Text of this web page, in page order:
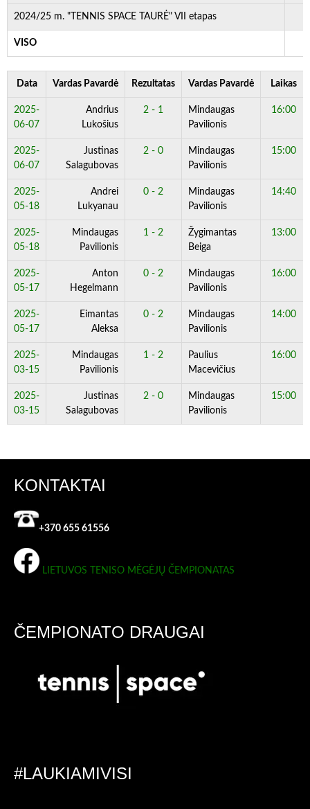
2024/25 m. "TENNIS SPACE TAURĖ" VII etapas
VISO
Data Vardas Pavardė Rezultatas Vardas Pavardė Laikas
2025-
06-07
Andrius
Lukošius
2 - 1
Mindaugas
Pavilionis
16:00
2025-
06-07
Justinas
Salagubovas
2 - 0
Mindaugas
Pavilionis
15:00
2025-
05-18
Andrei
Lukyanau
0 - 2
Mindaugas
Pavilionis
14:40
2025-
05-18
Mindaugas
Pavilionis
1 - 2
Žygimantas
Beiga
13:00
2025-
05-17
Anton
Hegelmann
0 - 2
Mindaugas
Pavilionis
16:00
2025-
05-17
Eimantas
Aleksa
0 - 2
Mindaugas
Pavilionis
14:00
2025-
03-15
Mindaugas
Pavilionis
1 - 2
Paulius
Macevičius
16:00
2025-
03-15
Justinas
Salagubovas
2 - 0
Mindaugas
Pavilionis
15:00
KONTAKTAI
+370 655 61556
LIETUVOS TENISO MĖGĖJŲ ČEMPIONATAS
ČEMPIONATO DRAUGAI
#LAUKIAMIVISI